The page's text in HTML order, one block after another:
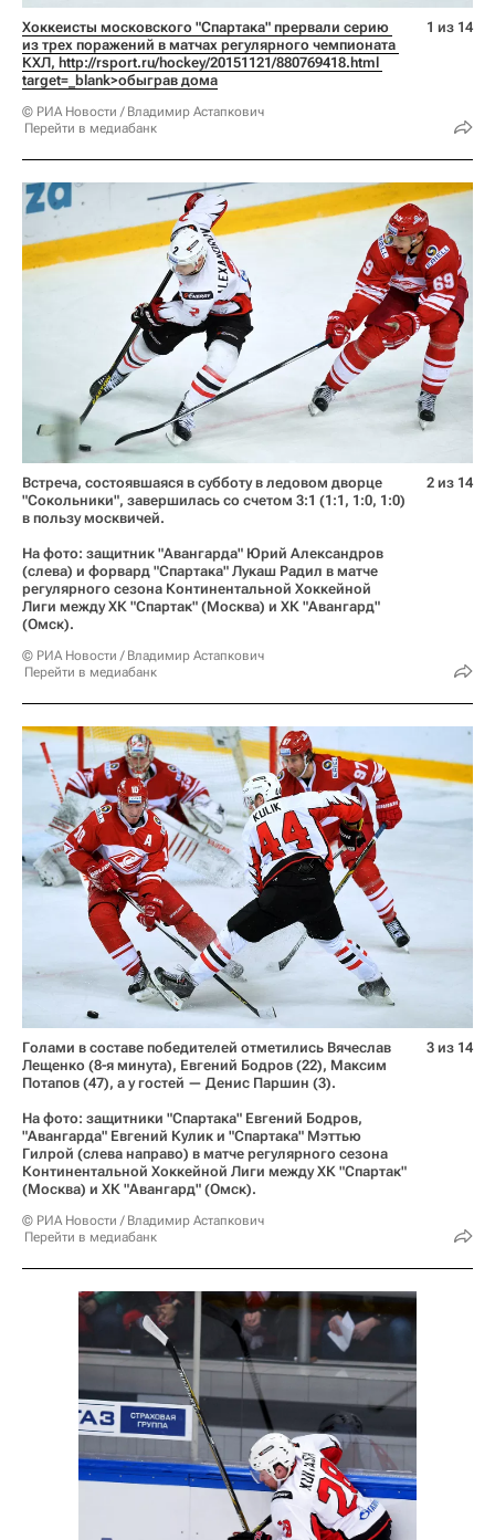
Хоккеисты московского "Спартака" прервали серию
из трех поражений в матчах регулярного чемпионата
КХЛ, http://rsport.ru/hockey/20151121/880769418.html
target=_blank>обыграв дома
© РИА Новости / Владимир Астапкович
Перейти в медиабанк
1 из 14
Встреча, состоявшаяся в субботу в ледовом дворце
"Сокольники", завершилась со счетом 3:1 (1:1, 1:0, 1:0)
в пользу москвичей.
На фото: защитник "Авангарда" Юрий Александров
(слева) и форвард "Спартака" Лукаш Радил в матче
регулярного сезона Континентальной Хоккейной
Лиги между ХК "Спартак" (Москва) и ХК "Авангард"
(Омск).
© РИА Новости / Владимир Астапкович
Перейти в медиабанк
2 из 14
Голами в составе победителей отметились Вячеслав
Лещенко (8-я минута), Евгений Бодров (22), Максим
Потапов (47), а у гостей — Денис Паршин (3).
На фото: защитники "Спартака" Евгений Бодров,
"Авангарда" Евгений Кулик и "Спартака" Мэттью
Гилрой (слева направо) в матче регулярного сезона
Континентальной Хоккейной Лиги между ХК "Спартак"
(Москва) и ХК "Авангард" (Омск).
© РИА Новости / Владимир Астапкович
Перейти в медиабанк
3 из 14